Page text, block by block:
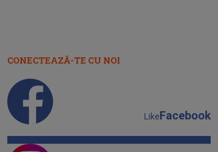
CONECTEAZĂ-TE CU NOI
LikeFacebook